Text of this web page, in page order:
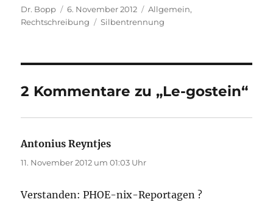
Autor
Dr. Bopp
Veröffentlicht
am
6. November 2012 Kategorien
Allgemein,
Rechtschreibung
Schlagwörter
Silbentrennung
2 Kommentare zu „Le-gostein“
Antonius Reyntjes
11. November 2012 um 01:03 Uhr
Verstanden: PHOE-nix-Reportagen ?